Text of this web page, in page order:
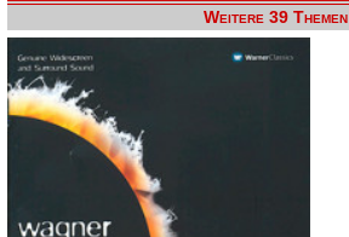
Weitere 39 Themen